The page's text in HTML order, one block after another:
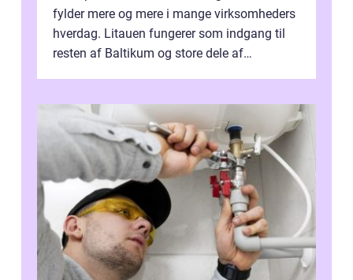
fylder mere og mere i mange virksomheders
hverdag. Litauen fungerer som indgang til
resten af Baltikum og store dele af